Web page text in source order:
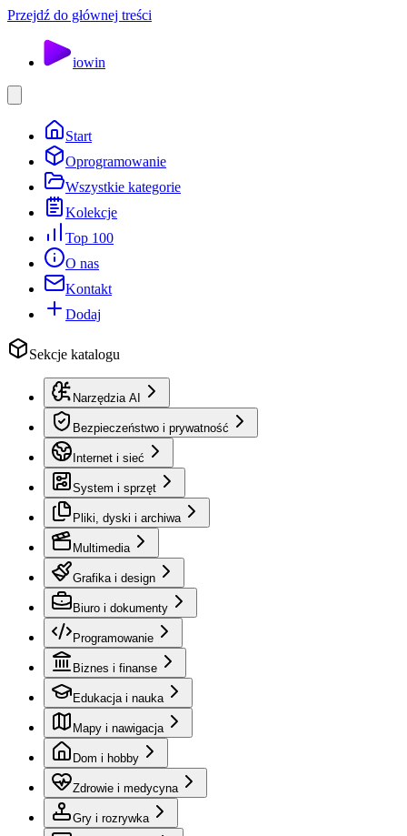
Przejdź do głównej treści
iowin
Start
Oprogramowanie
Wszystkie kategorie
Kolekcje
Top 100
O nas
Kontakt
Dodaj
Sekcje katalogu
Narzędzia AI
Bezpieczeństwo i prywatność
Internet i sieć
System i sprzęt
Pliki, dyski i archiwa
Multimedia
Grafika i design
Biuro i dokumenty
Programowanie
Biznes i finanse
Edukacja i nauka
Mapy i nawigacja
Dom i hobby
Zdrowie i medycyna
Gry i rozrywka